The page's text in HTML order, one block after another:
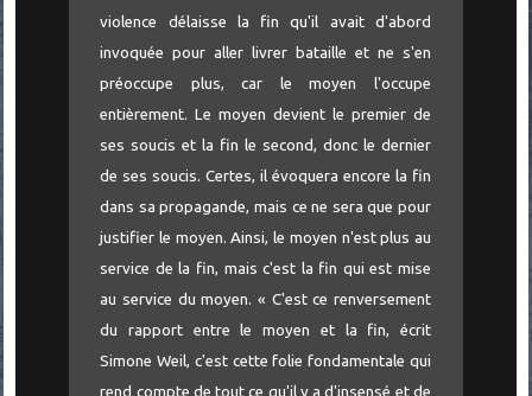
violence délaisse la fin qu'il avait d'abord
invoquée pour aller livrer bataille et ne s'en
préoccupe plus, car le moyen l'occupe
entièrement. Le moyen devient le premier de
ses soucis et la fin le second, donc le dernier
de ses soucis. Certes, il évoquera encore la fin
dans sa propagande, mais ce ne sera que pour
justifier le moyen. Ainsi, le moyen n'est plus au
service de la fin, mais c'est la fin qui est mise
au service du moyen. « C'est ce renversement
du rapport entre le moyen et la fin, écrit
Simone Weil, c'est cette folie fondamentale qui
rend compte de tout ce qu'il y a d'insensé et de